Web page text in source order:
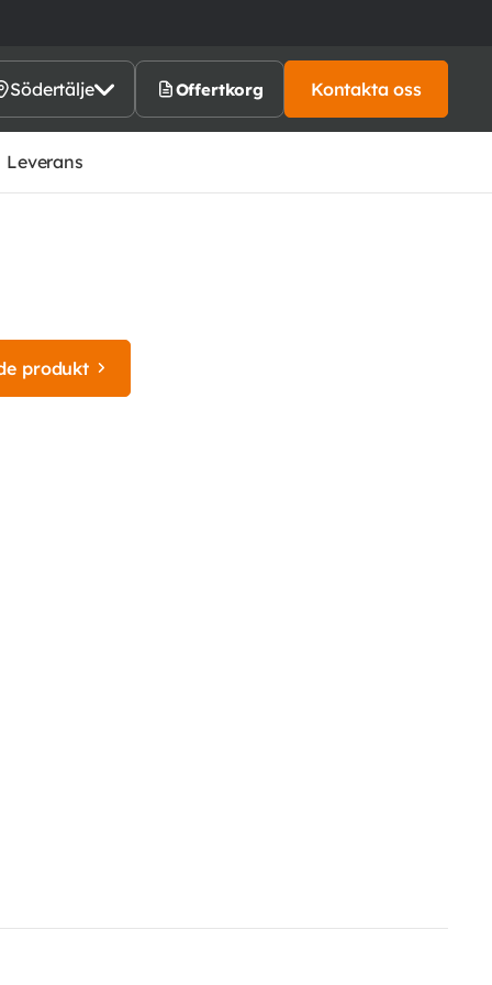
Södertälje Offertkorg Kontakta oss
Leverans
produkt